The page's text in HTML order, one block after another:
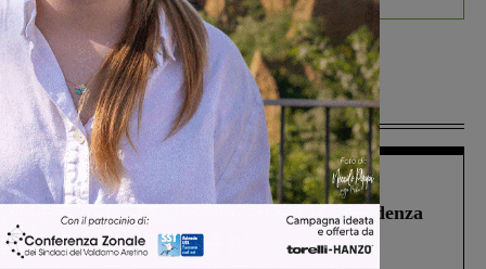
Più lette
Figline Incisa Valdarno 1 Agosto 2026
Piscina di Figline finanziata oltre la scadenza
Pnrr, il gruppo di Fratelli d’Italia: “Un
ringraziamento al Governo”